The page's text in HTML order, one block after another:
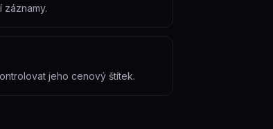
jeho cenový štítek.